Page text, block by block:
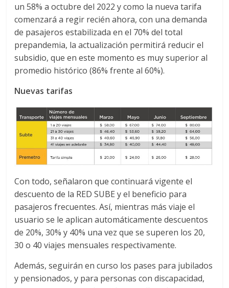
un 58% a octubre del 2022 y como la nueva tarifa
comenzará a regir recién ahora, con una demanda
de pasajeros estabilizada en el 70% del total
prepandemia, la actualización permitirá reducir el
subsidio, que en este momento es muy superior al
promedio histórico (86% frente al 60%).
Nuevas tarifas
Con todo, señalaron que continuará vigente el
descuento de la RED SUBE y el beneficio para
pasajeros frecuentes. Así, mientras más viaje el
usuario se le aplican automáticamente descuentos
de 20%, 30% y 40% una vez que se superen los 20,
30 o 40 viajes mensuales respectivamente.
Además, seguirán en curso los pases para jubilados
y pensionados, y para personas con discapacidad,